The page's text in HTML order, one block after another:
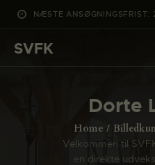
NÆSTE
SVFK
Dorte
Home
Velkommen til
en direkte
DET SKER
CHANNEL